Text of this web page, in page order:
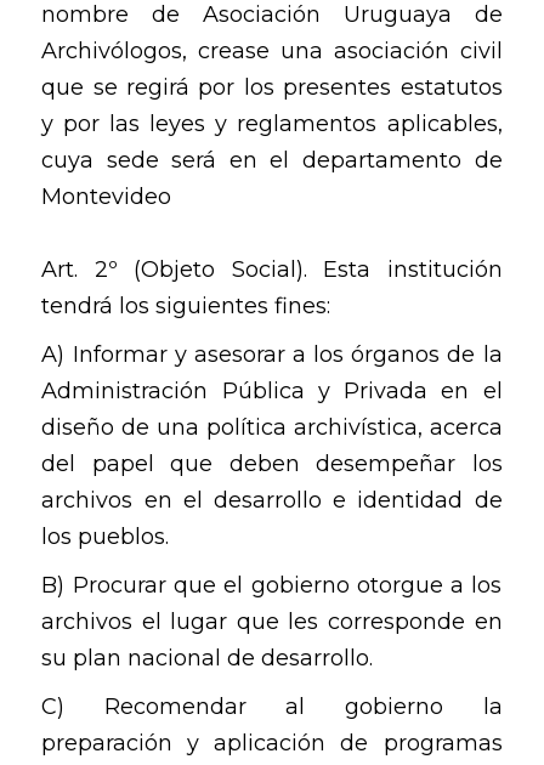
nombre de Asociación Uruguaya de
Archivólogos, crease una asociación civil
que se regirá por los presentes estatutos
y por las leyes y reglamentos aplicables,
cuya sede será en el departamento de
Montevideo
Art. 2º (Objeto Social). Esta institución
tendrá los siguientes fines:
A) Informar y asesorar a los órganos de la
Administración Pública y Privada en el
diseño de una política archivística, acerca
del papel que deben desempeñar los
archivos en el desarrollo e identidad de
los pueblos.
B) Procurar que el gobierno otorgue a los
archivos el lugar que les corresponde en
su plan nacional de desarrollo.
C) Recomendar al gobierno la
preparación y aplicación de programas